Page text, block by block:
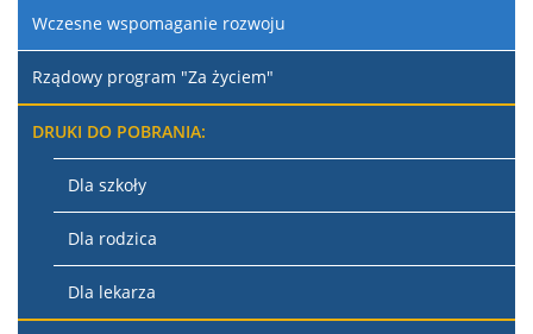
Wczesne wspomaganie rozwoju
Rządowy program "Za życiem"
DRUKI DO POBRANIA:
Dla szkoły
Dla rodzica
Dla lekarza